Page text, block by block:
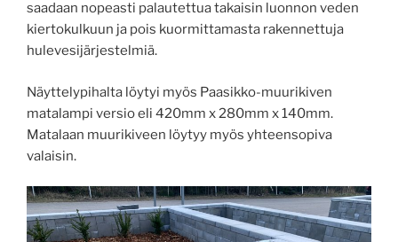
saadaan nopeasti palautettua takaisin luonnon veden
kiertokulkuun ja pois kuormittamasta rakennettuja
hulevesijärjestelmiä.
Näyttelypihalta löytyi myös Paasikko-muurikiven
matalampi versio eli 420mm x 280mm x 140mm.
Matalaan muurikiveen löytyy myös yhteensopiva
valaisin.